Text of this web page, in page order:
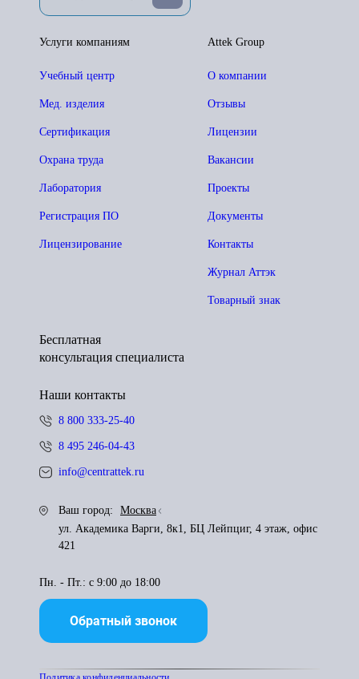
Attek Group
О компании
Отзывы
Лицензии
Вакансии
Проекты
Документы
Контакты
Журнал Аттэк
Товарный знак
Услуги компаниям
Учебный центр
Мед. изделия
Сертификация
Охрана труда
Лаборатория
Регистрация ПО
Лицензирование
Бесплатная
консультация специалиста
Наши контакты
8 800 333-25-40
8 495 246-04-43
info@centrattek.ru
Ваш город:
Москва
ул. Академика Варги, 8к1, БЦ Лейпциг, 4 этаж, офис
421
Пн. - Пт.: с 9:00 до 18:00
Обратный звонок